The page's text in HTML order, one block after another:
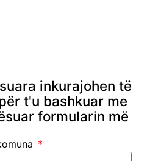
inkurajohen të
t'u bashkuar me
formularin më